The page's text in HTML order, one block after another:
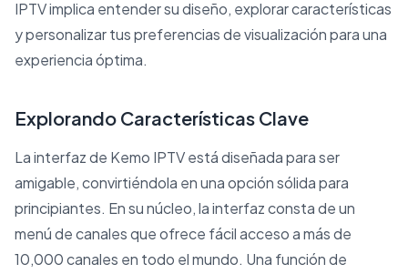
IPTV implica entender su diseño, explorar características
y personalizar tus preferencias de visualización para una
experiencia óptima.
Explorando Características Clave
La interfaz de Kemo IPTV está diseñada para ser
amigable, convirtiéndola en una opción sólida para
principiantes. En su núcleo, la interfaz consta de un
menú de canales que ofrece fácil acceso a más de
10,000 canales en todo el mundo. Una función de